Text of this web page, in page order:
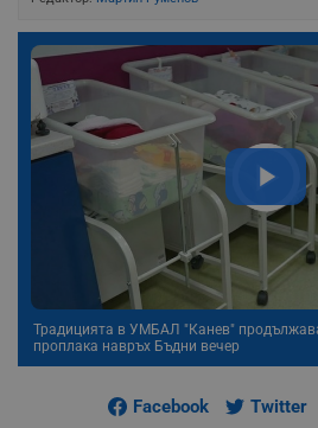
Традицията в УМБАЛ "Канев"
проплака навръх Бъдни вечер
Facebook Twitter